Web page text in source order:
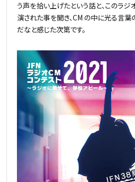
う声を拾い上げたという話と、このラ
演された事を聞き、CM の中に光る言葉
だなと感じた次第です。